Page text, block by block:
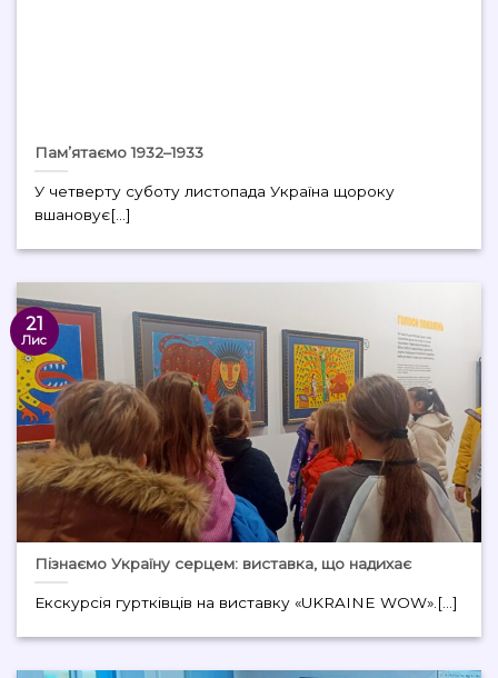
Пам’ятаємо 1932–1933
У четверту суботу листопада Україна щороку
вшановує[...]
Пізнаємо Україну серцем: виставка, що надихає
Екскурсія гуртківців на виставку «UKRAINE WOW».[...]
21
Лис